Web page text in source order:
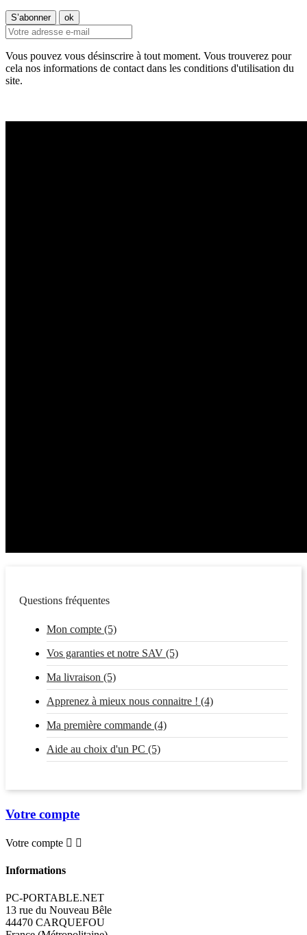
Vous pouvez vous désinscrire à tout moment. Vous trouverez pour
cela nos informations de contact dans les conditions d'utilisation du
site.
Questions fréquentes
Mon compte (5)
Vos garanties et notre SAV (5)
Ma livraison (5)
Apprenez à mieux nous connaitre ! (4)
Ma première commande (4)
Aide au choix d'un PC (5)
Votre compte
Votre compte  
Informations
PC-PORTABLE.NET
13 rue du Nouveau Bêle
44470 CARQUEFOU